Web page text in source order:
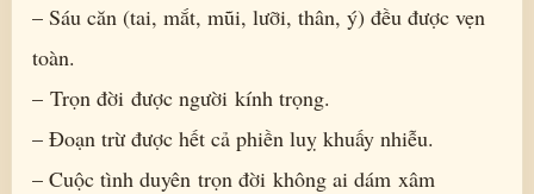
– Sáu căn (tai, mắt, mũi, lưỡi, thân, ý) đều được vẹn
toàn.
– Trọn đời được người kính trọng.
– Đoạn trừ được hết cả phiền luỵ khuấy nhiễu.
– Cuộc tình duyên trọn đời không ai dám xâm